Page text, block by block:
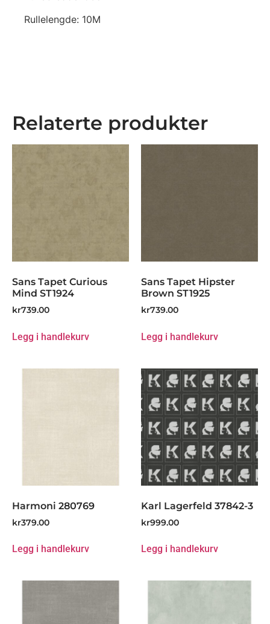
Rullelengde: 10M
Relaterte produkter
Sans Tapet Curious
Mind ST1924
kr739.00
Legg i handlekurv
Sans Tapet Hipster
Brown ST1925
kr739.00
Legg i handlekurv
Harmoni 280769
kr379.00
Legg i handlekurv
Karl Lagerfeld 37842-3
kr999.00
Legg i handlekurv